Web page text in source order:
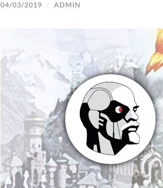
04/03/2019 / ADMIN